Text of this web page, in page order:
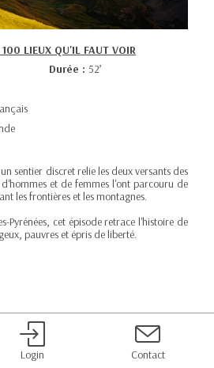
100 LIEUX QU'IL FAUT VOIR
Durée : 52’
sentier discret relie les deux versants des
d'hommes et de femmes l'ont parcouru de
les frontières et les montagnes.
Pyrénées, cet épisode retrace l'histoire de
pauvres et épris de liberté.
Login Contact